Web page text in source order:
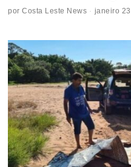
porCosta Leste News janeiro